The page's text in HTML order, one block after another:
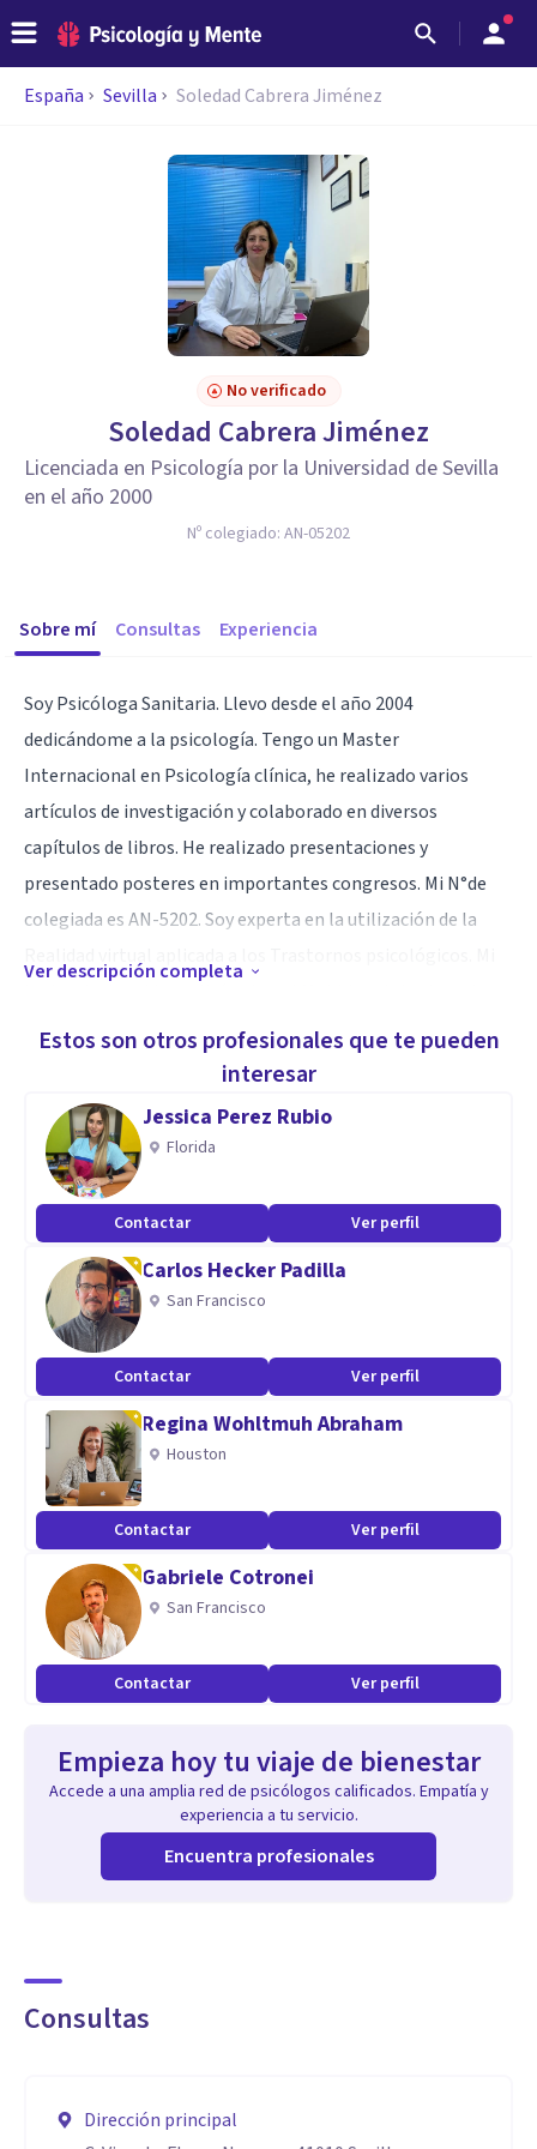
España Sevilla Soledad Cabrera Jiménez
No verificado
Soledad Cabrera Jiménez
Licenciada en Psicología por la Universidad de Sevilla
en el año 2000
Nº colegiado: AN-05202
Sobre mí Consultas Experiencia
Soy Psicóloga Sanitaria. Llevo desde el año 2004
dedicándome a la psicología. Tengo un Master
Internacional en Psicología clínica, he realizado varios
artículos de investigación y colaborado en diversos
capítulos de libros. He realizado presentaciones y
presentado posteres en importantes congresos. Mi N°de
colegiada es AN-5202. Soy experta en la utilización de la
desde hace más de 5 años, soy tutora de prácticas alumnos
de Master de diferentes Universidades de España.
Especialidad
Mi amplia experiencia y formación.
Mi capacidad para dar al paciente pautas claras y concisas.
Mi gran empatía y amabilidad.
Aptitudes
. Mis especialidades son la Ansiedad, Trastornos obsesivos-
compulsivos, depresión y Mobbing (Acoso laboral).
También intervengo en los problemas familiares y de
pareja.
Ver descripción completa
Estos son otros profesionales que te pueden
interesar
Jessica Perez Rubio
Florida
Contactar Ver perfil
Carlos Hecker Padilla
San Francisco
Contactar Ver perfil
Regina Wohltmuh Abraham
Houston
Contactar Ver perfil
Gabriele Cotronei
San Francisco
Contactar Ver perfil
Empieza hoy tu viaje de bienestar
Accede a una amplia red de psicólogos calificados. Empatía y
experiencia a tu servicio.
Encuentra profesionales
Consultas
Dirección principal